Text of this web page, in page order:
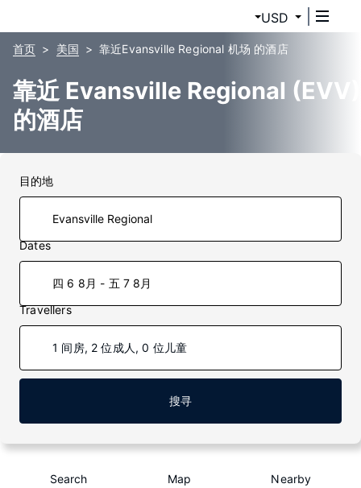
USD
首页 美国 靠近Evansville Regional 机场 的酒店
靠近 Evansville Regional (EVV)
的酒店
目的地
Dates
四 6 8月 - 五 7 8月
Travellers
1 间房, 2 位成人, 0 位儿童
搜寻
Search Map Nearby